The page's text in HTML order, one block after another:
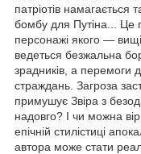
патріотів
бомбу для Путіна... Це
персонажі якого —
ведеться безжальна
зрадників, а перемоги
страждань. Загроза
примушує Звіра з
надовго? І чи можна
епічній стилістиці
автора може стати